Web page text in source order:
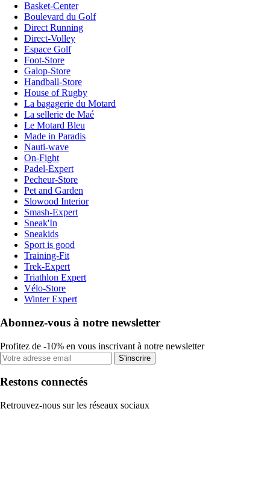
Basket-Center
Boulevard du Golf
Direct Running
Direct-Volley
Espace Golf
Foot-Store
Galop-Store
Handball-Store
House of Rugby
La bagagerie du Motard
La sellerie de Maé
Le Motard Bleu
Made in Paradis
Nauti-wave
On-Fight
Padel-Expert
Pecheur-Store
Pet and Garden
Slowood Interior
Smash-Expert
Sneak'In
Sneakids
Sport is good
Training-Fit
Trek-Expert
Triathlon Expert
Vélo-Store
Winter Expert
Abonnez-vous à notre newsletter
Profitez de -10% en vous inscrivant à notre newsletter
S'inscrire
Restons connectés
Retrouvez-nous sur les réseaux sociaux